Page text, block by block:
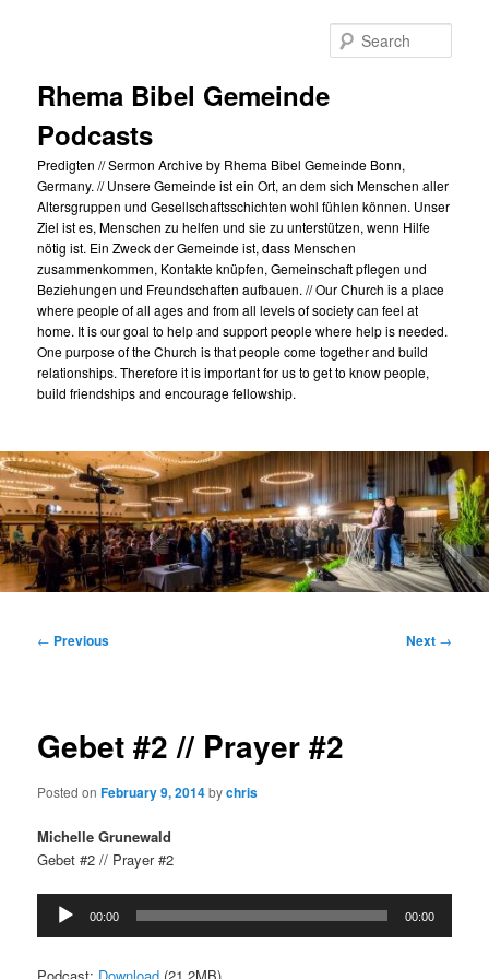
Rhema Bibel Gemeinde
Podcasts
Predigten // Sermon Archive by Rhema Bibel Gemeinde Bonn,
Germany. // Unsere Gemeinde ist ein Ort, an dem sich Menschen aller
Altersgruppen und Gesellschaftsschichten wohl fühlen können. Unser
Ziel ist es, Menschen zu helfen und sie zu unterstützen, wenn Hilfe
nötig ist. Ein Zweck der Gemeinde ist, dass Menschen
zusammenkommen, Kontakte knüpfen, Gemeinschaft pflegen und
Beziehungen und Freundschaften aufbauen. // Our Church is a place
where people of all ages and from all levels of society can feel at
home. It is our goal to help and support people where help is needed.
One purpose of the Church is that people come together and build
relationships. Therefore it is important for us to get to know people,
build friendships and encourage fellowship.
Post
← Previous Next →
Gebet #2 // Prayer #2
Posted onFebruary 9, 2014bychris
Michelle Grunewald
Gebet #2 // Prayer #2
Audio
Player
00:00 00:00